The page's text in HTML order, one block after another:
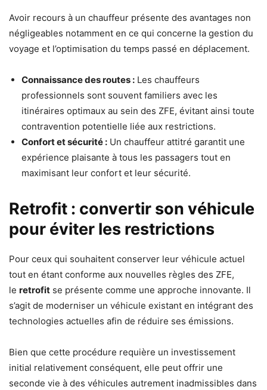
Avoir recours à un chauffeur présente des avantages non
négligeables notamment en ce qui concerne la gestion du
voyage et l’optimisation du temps passé en déplacement.
Connaissance des routes : Les chauffeurs
professionnels sont souvent familiers avec les
itinéraires optimaux au sein des ZFE, évitant ainsi toute
contravention potentielle liée aux restrictions.
Confort et sécurité : Un chauffeur attitré garantit une
expérience plaisante à tous les passagers tout en
maximisant leur confort et leur sécurité.
Retrofit : convertir son véhicule
pour éviter les restrictions
Pour ceux qui souhaitent conserver leur véhicule actuel
tout en étant conforme aux nouvelles règles des ZFE,
le retrofit se présente comme une approche innovante. Il
s’agit de moderniser un véhicule existant en intégrant des
technologies actuelles afin de réduire ses émissions.
Bien que cette procédure requière un investissement
initial relativement conséquent, elle peut offrir une
seconde vie à des véhicules autrement inadmissibles dans